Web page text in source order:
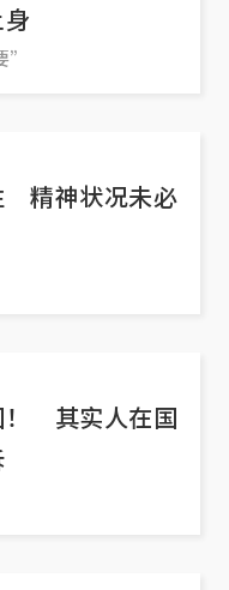
”
精神状况未必
！ 其实人在国